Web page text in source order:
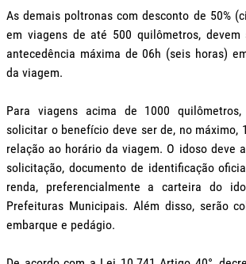
As demais poltronas com desconto de 50%
em viagens de até 500 quilômetros, devem
antecedência máxima de 06h (seis horas)
da viagem.
Para viagens acima de 1000 quilômetros,
solicitar o benefício deve ser de, no máximo,
relação ao horário da viagem. O idoso deve
solicitação, documento de identificação
renda, preferencialmente a carteira do
Prefeituras Municipais. Além disso, serão
embarque e pedágio.